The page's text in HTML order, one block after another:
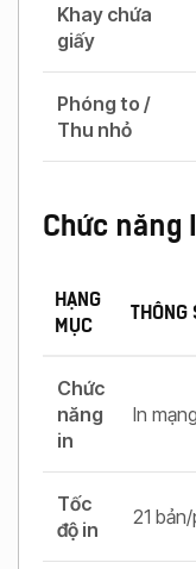
Khay chứa
giấy
Phóng to /
Thu nhỏ
Chức năng
HẠNG
MỤC
THÔNG
Chức
năng
in
In
Tốc
độ in
21